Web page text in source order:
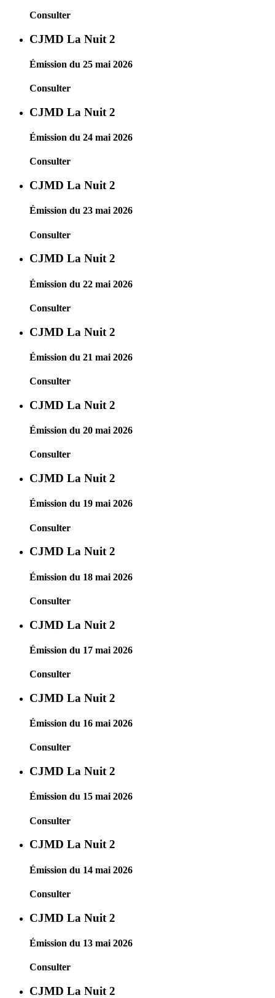
Consulter
CJMD La Nuit 2
Émission du 25 mai 2026
Consulter
CJMD La Nuit 2
Émission du 24 mai 2026
Consulter
CJMD La Nuit 2
Émission du 23 mai 2026
Consulter
CJMD La Nuit 2
Émission du 22 mai 2026
Consulter
CJMD La Nuit 2
Émission du 21 mai 2026
Consulter
CJMD La Nuit 2
Émission du 20 mai 2026
Consulter
CJMD La Nuit 2
Émission du 19 mai 2026
Consulter
CJMD La Nuit 2
Émission du 18 mai 2026
Consulter
CJMD La Nuit 2
Émission du 17 mai 2026
Consulter
CJMD La Nuit 2
Émission du 16 mai 2026
Consulter
CJMD La Nuit 2
Émission du 15 mai 2026
Consulter
CJMD La Nuit 2
Émission du 14 mai 2026
Consulter
CJMD La Nuit 2
Émission du 13 mai 2026
Consulter
CJMD La Nuit 2